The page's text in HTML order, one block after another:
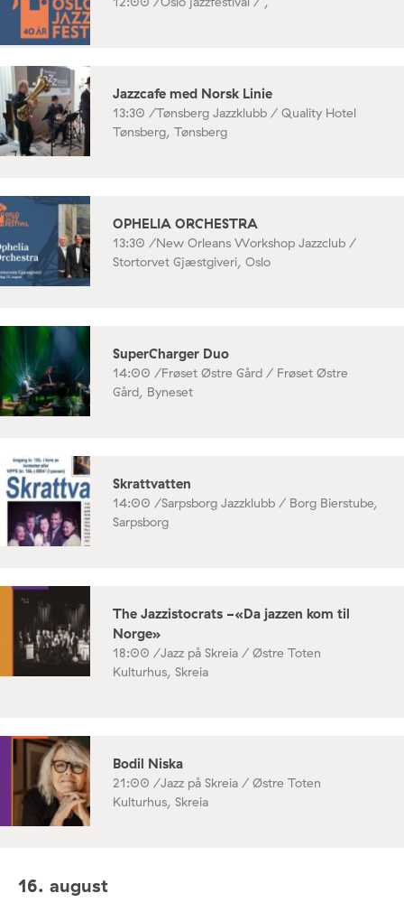
Jazzcafe med Norsk Linie
13:30 /Tønsberg Jazzklubb / Quality Hotel
Tønsberg, Tønsberg
OPHELIA ORCHESTRA
13:30 /New Orleans Workshop Jazzclub /
Stortorvet Gjæstgiveri, Oslo
SuperCharger Duo
14:00 /Frøset Østre Gård / Frøset Østre
Gård, Byneset
Skrattvatten
14:00 /Sarpsborg Jazzklubb / Borg Bierstube,
Sarpsborg
The Jazzistocrats -«Da jazzen kom til
Norge»
18:00 /Jazz på Skreia / Østre Toten
Kulturhus, Skreia
Bodil Niska
21:00 /Jazz på Skreia / Østre Toten
Kulturhus, Skreia
16. august